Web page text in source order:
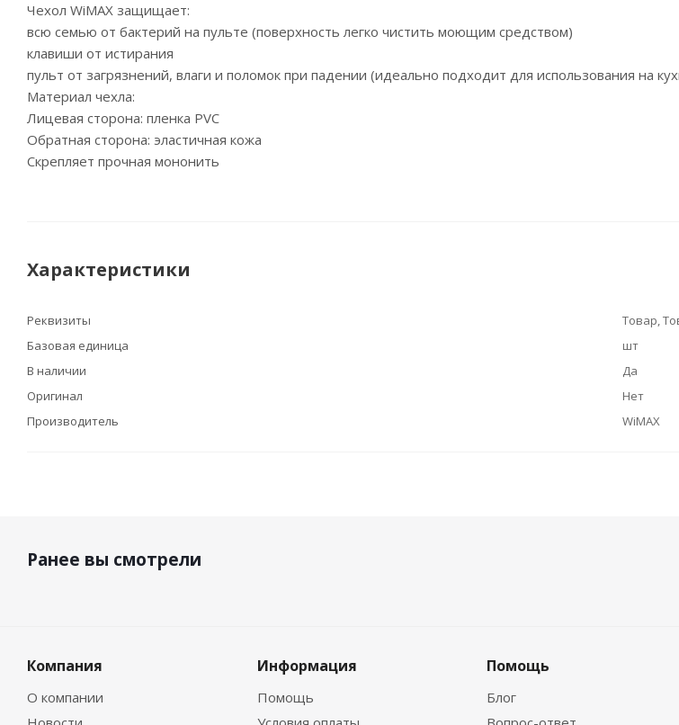
Чехол WiMAX защищает:
всю семью от бактерий на пульте (поверхность легко чистить моющим средством)
клавиши от истирания
пульт от загрязнений, влаги и поломок при падении (идеально подходит для использования на
Материал чехла:
Лицевая сторона: пленка PVC
Обратная сторона: эластичная кожа
Скрепляет прочная мононить
Характеристики
Реквизиты
Товар,
Базовая единица
шт
В наличии
Да
Оригинал
Нет
Производитель
WiMAX
Ранее вы смотрели
Компания
О компании
Информация
Помощь
Помощь
Блог